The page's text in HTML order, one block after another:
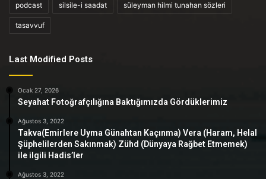
podcast silsile-i saadat süleyman hilmi tunahan sözleri
tasavvuf
Last Modified Posts
Ocak 27, 2026
Seyahat Fotoğrafçılığına Baktığımızda Gördüklerimiz
Ağustos 3, 2022
Takva(Emirlere Uyma Günahtan Kaçınma) Vera (Haram, Helal
Şüphelilerden Sakınmak) Zühd (Dünyaya Rağbet Etmemek)
ile ilgili Hadis’ler
Ağustos 3, 2022